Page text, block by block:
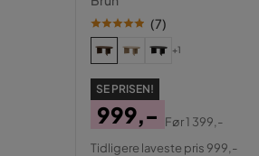
(7)
+1
SE PRISEN!
Pris
999,-
Original
Før1 399,-
Tidligere laveste pris 999,-